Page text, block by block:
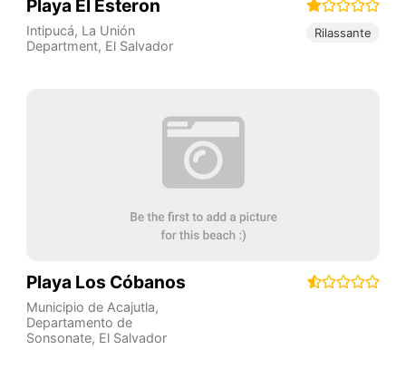
Playa El Esteron
Intipucá, La Unión
Department, El Salvador
Rilassante
Playa Los Cóbanos
Municipio de Acajutla,
Departamento de
Sonsonate, El Salvador